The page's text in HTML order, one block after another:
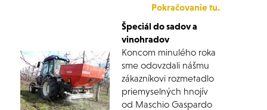
Pokračovanie tu.
Špeciál do sadov a
vinohradov
Koncom minulého roka
sme odovzdali nášmu
zákazníkovi rozmetadlo
priemyselných hnojív
od Maschio Gaspardo